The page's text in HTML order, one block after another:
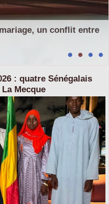
un conflit entre
: quatre Sénégalais
Mecque